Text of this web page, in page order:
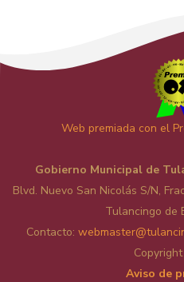
Web premiada con el
Gobierno Municipal de
Blvd. Nuevo San Nicolás S/N,
Tulancingo de
Contacto: web
Aviso de